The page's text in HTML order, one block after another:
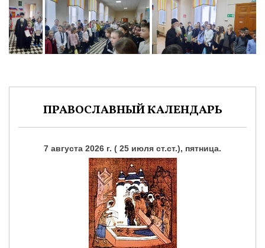
ПРАВОСЛАВНЫЙ КАЛЕНДАРЬ
7 августа 2026 г. ( 25 июля ст.ст.), пятница.